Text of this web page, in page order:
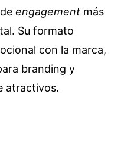
engagement más
Su formato
con la marca,
branding y
atractivos.